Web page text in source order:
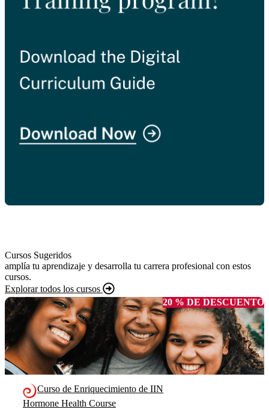
Cursos Sugeridos
amplía tu aprendizaje y desarrolla tu carrera profesional con estos
cursos.
Explorar todos los cursos
20 % DE DESCUENTO
Curso de Enriquecimiento de IIN
Hormone Health Course